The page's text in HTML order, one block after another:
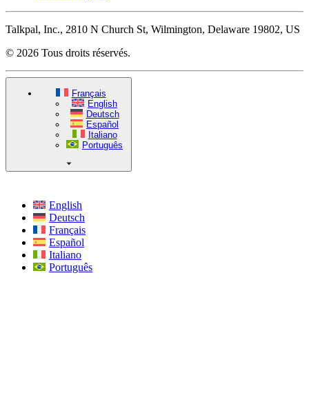
Talkpal, Inc., 2810 N Church St, Wilmington, Delaware 19802, US
© 2026 Tous droits réservés.
Français
English
Deutsch
Español
Italiano
Português
English
Deutsch
Français
Español
Italiano
Português